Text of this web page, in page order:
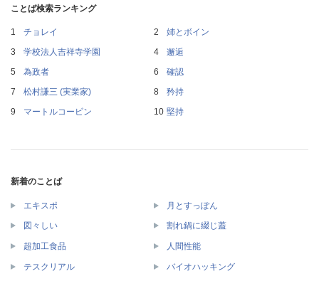
ことば検索ランキング
チョレイ
姉とボイン
学校法人吉祥寺学園
邂逅
為政者
確認
松村謙三 (実業家)
矜持
マートルコービン
堅持
新着のことば
エキスポ 月とすっぽん
図々しい 割れ鍋に綴じ蓋
超加工食品 人間性能
テスクリアル バイオハッキング